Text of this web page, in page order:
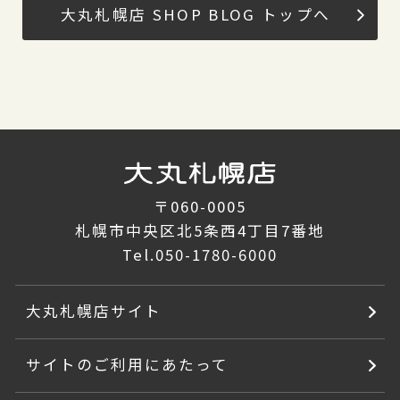
大丸札幌店 SHOP BLOG トップへ
〒060-0005
札幌市中央区北5条西4丁目7番地
Tel.050-1780-6000
大丸札幌店サイト
サイトのご利用にあたって